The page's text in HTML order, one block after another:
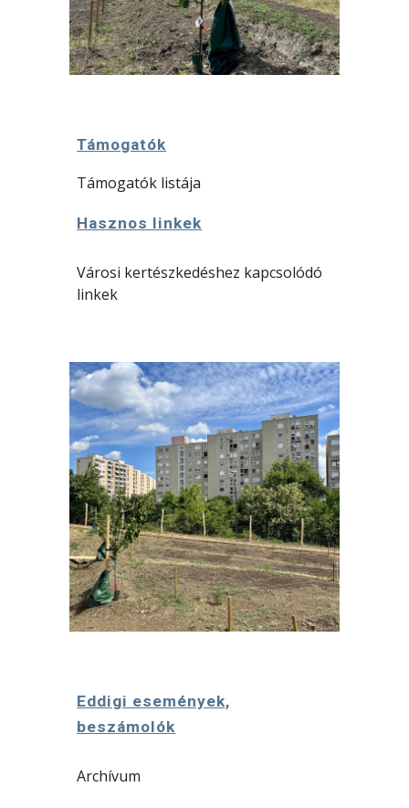
Támogatók
Támogatók listája
Hasznos linkek
Városi kertészkedéshez kapcsolódó
linkek
Eddigi események,
beszámolók
Archívum